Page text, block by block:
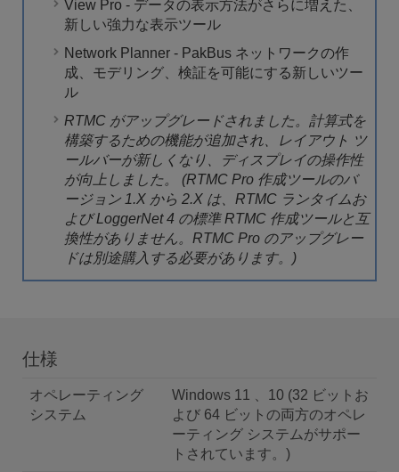
View Pro - データの表示方法がさらに増えた、
新しい強力な表示ツール
Network Planner - PakBus ネットワークの作
成、モデリング、検証を可能にする新しいツー
ル
RTMC がアップグレードされました。計算式を
構築するための機能が追加され、レイアウト ツ
ールバーが新しくなり、ディスプレイの操作性
が向上しました。
(RTMC Pro 作成ツールのバ
ージョン 1.X から 2.X は、RTMC ランタイムお
よび LoggerNet 4 の標準 RTMC 作成ツールと互
換性がありません。RTMC Pro のアップグレー
ドは別途購入する必要があります。)
仕様
オペレーティング
システム
Windows 11 、10 (32 ビットお
よび 64 ビットの両方のオペレ
ーティング システムがサポー
トされています。)